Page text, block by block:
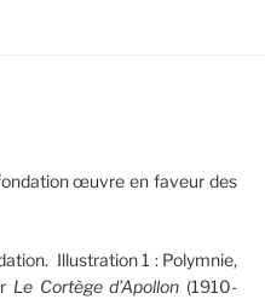
œuvre en faveur des
Illustration 1 : Polymnie,
Le Cortège d’Apollon (1910-